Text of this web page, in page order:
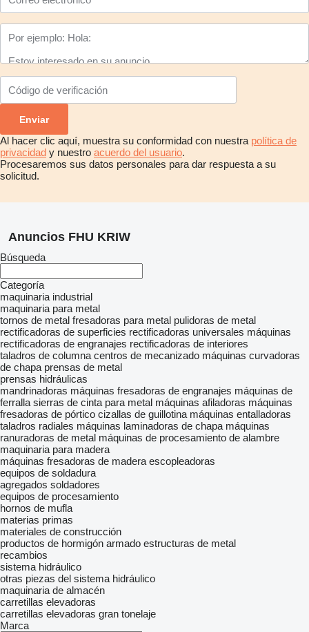
Al hacer clic aquí, muestra su conformidad con nuestra política de
privacidad y nuestro acuerdo del usuario.
Procesaremos sus datos personales para dar respuesta a su
solicitud.
Anuncios FHU KRIW
Búsqueda
Categoría
maquinaria industrial
maquinaria para metal
tornos de metal fresadoras para metal pulidoras de metal
rectificadoras de superficies rectificadoras universales máquinas
rectificadoras de engranajes rectificadoras de interiores
taladros de columna centros de mecanizado máquinas curvadoras
de chapa prensas de metal
prensas hidráulicas
mandrinadoras máquinas fresadoras de engranajes máquinas de
ferralla sierras de cinta para metal máquinas afiladoras máquinas
fresadoras de pórtico cizallas de guillotina máquinas entalladoras
taladros radiales máquinas laminadoras de chapa máquinas
ranuradoras de metal máquinas de procesamiento de alambre
maquinaria para madera
máquinas fresadoras de madera escopleadoras
equipos de soldadura
agregados soldadores
equipos de procesamiento
hornos de mufla
materias primas
materiales de construcción
productos de hormigón armado estructuras de metal
recambios
sistema hidráulico
otras piezas del sistema hidráulico
maquinaria de almacén
carretillas elevadoras
carretillas elevadoras gran tonelaje
Marca